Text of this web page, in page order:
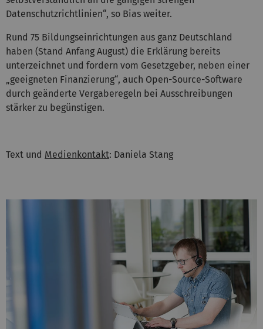
Datenschutzrichtlinien“, so Bias weiter.
Rund 75 Bildungseinrichtungen aus ganz Deutschland
haben (Stand Anfang August) die Erklärung bereits
unterzeichnet und fordern vom Gesetzgeber, neben einer
„geeigneten Finanzierung“, auch Open-Source-Software
durch geänderte Vergaberegeln bei Ausschreibungen
stärker zu begünstigen.
Text und Medienkontakt: Daniela Stang